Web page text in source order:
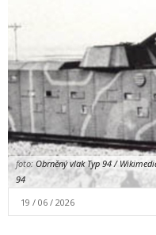
foto:Obrněný vlak Typ 94 /
94
19 / 06 / 2026